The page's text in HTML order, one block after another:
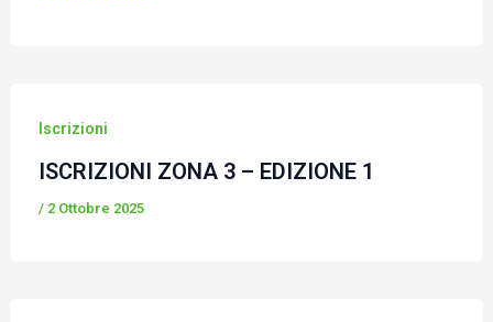
Iscrizioni
ISCRIZIONI ZONA 3 – EDIZIONE 1
/ 2 Ottobre 2025